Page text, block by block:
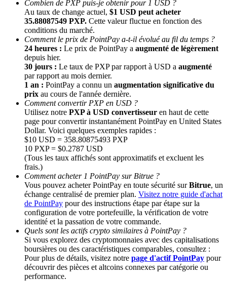
Parrainage
Invitez un ami pour recevoir des récompenses en espèces
BTC Welcome Rewards
BTC Welcome Rewards
Deposit & Trade BTC to Share 25000 USDT prize pool!
Deposit CASHCAT & Win
Share 500000 CASHCAT prize pool
Combien de PXP puis-je obtenir pour 1 USD ?
Au taux de change actuel, $1 USD peut acheter
35.88087549 PXP. Cette valeur fluctue en fonction des
conditions du marché.
Comment le prix de PointPay a-t-il évolué au fil du temps ?
24 heures : Le prix de PointPay a augmenté de légèrement
depuis hier.
30 jours : Le taux de PXP par rapport à USD a augmenté
par rapport au mois dernier.
1 an : PointPay a connu un augmentation significative du
prix au cours de l'année dernière.
Comment convertir PXP en USD ?
Utilisez notre PXP à USD convertisseur en haut de cette
page pour convertir instantanément PointPay en United States
Dollar. Voici quelques exemples rapides :
$10 USD = 358.80875493 PXP
10 PXP = $0.2787 USD
(Tous les taux affichés sont approximatifs et excluent les
frais.)
Comment acheter 1 PointPay sur Bitrue ?
Vous pouvez acheter PointPay en toute sécurité surBitrue, un
échange centralisé de premier plan. Visitez notre guide d'achat
de PointPay pour des instructions étape par étape sur la
configuration de votre portefeuille, la vérification de votre
identité et la passation de votre commande.
Quels sont les actifs crypto similaires à PointPay ?
Si vous explorez des cryptomonnaies avec des capitalisations
boursières ou des caractéristiques comparables, consultez :
Pour plus de détails, visitez notre page d'actif PointPay pour
découvrir des pièces et altcoins connexes par catégorie ou
performance.